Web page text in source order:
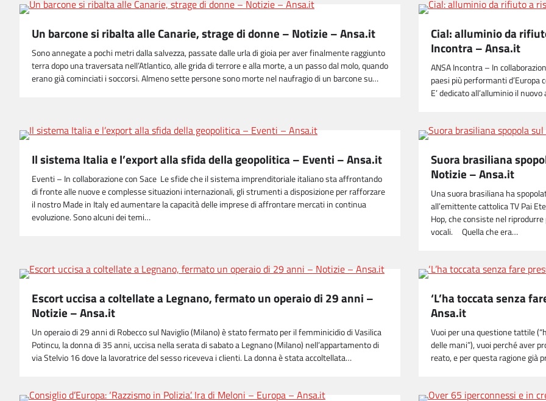
Un barcone si ribalta alle Canarie, strage di donne – Notizie – Ansa.it
Sono annegate a pochi metri dalla salvezza, passate dalle urla di gioia per aver finalmente raggiunto
terra dopo una traversata nell’Atlantico, alle grida di terrore e alla morte, a un passo dal molo, quando
erano già cominciati i soccorsi. Almeno sette persone sono morte nel naufragio di un barcone su…
Cial: alluminio da
Incontra – Ansa.it
ANSA Incontra – In
paesi più performanti d’Europa
E’ dedicato all’alluminio il
Il sistema Italia e l’export alla sfida della geopolitica – Eventi – Ansa.it
Eventi – In collaborazione con Sace Le sfide che il sistema imprenditoriale italiano sta affrontando
di fronte alle nuove e complesse situazioni internazionali, gli strumenti a disposizione per rafforzare
il nostro Made in Italy ed aumentare la capacità delle imprese di affrontare mercati in continua
evoluzione. Sono alcuni dei temi…
Suora brasiliana
Notizie – Ansa.it
Una suora brasiliana ha
all’emittente cattolica TV Pai
Hop, che consiste nel
vocali. Quella che era…
Escort uccisa a coltellate a Legnano, fermato un operaio di 29 anni –
Notizie – Ansa.it
Un operaio di 29 anni di Robecco sul Naviglio (Milano) è stato fermato per il femminicidio di Vasilica
Potincu, la donna di 35 anni, uccisa nella serata di sabato a Legnano (Milano) nell’appartamento di
via Stelvio 16 dove la lavoratrice del sesso riceveva i clienti. La donna è stata accoltellata…
‘L’ha toccata senza
Ansa.it
Vuoi per una questione tattile
delle mani”), vuoi perché aver
reato, e per questa ragione già